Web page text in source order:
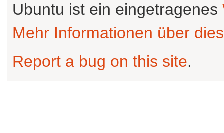
Ubuntu ist ein eingetragenes
Mehr Informationen über
Report a bug on this site.